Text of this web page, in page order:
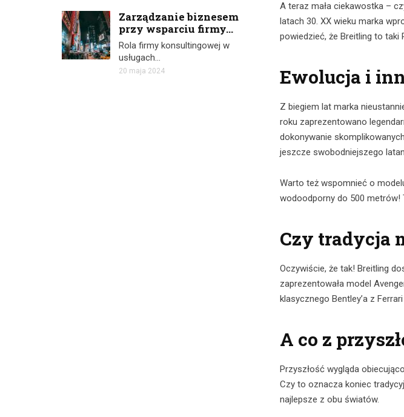
A teraz mała ciekawostka –
latach 30. XX wieku marka
powiedzieć, że Breitling to
Ewolucja i
Z biegiem lat marka
roku zaprezentowano
dokonywanie
jeszcze swobodniejszego
Warto też wspomnieć o
wodoodporny do 500 metrów!
Czy tradycja
Oczywiście, że tak! Breitling
zaprezentowała model
klasycznego Bentley’a z
A co z
Przyszłość wygląda
Czy to oznacza koniec
najlepsze z obu światów.
Zarządzanie biznesem
przy wsparciu firmy...
Rola firmy konsultingowej w
usługach…
20 maja 2024